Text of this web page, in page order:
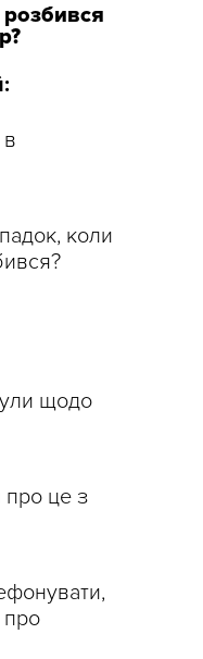
коли
щодо
про це з
про